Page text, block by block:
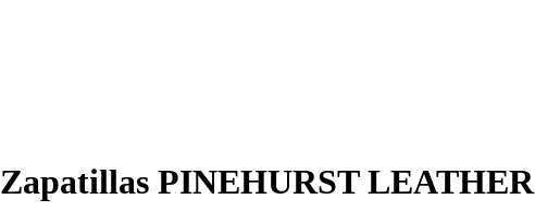
Zapatillas PINEHURST LEATHER